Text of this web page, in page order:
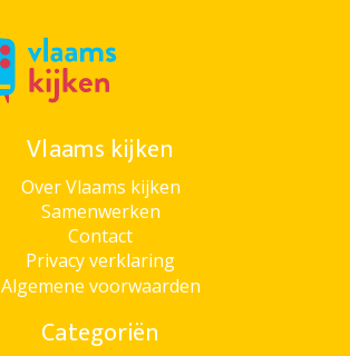
Vlaams kijken
Over Vlaams kijken
Samenwerken
Contact
Privacy verklaring
Algemene voorwaarden
Categoriën